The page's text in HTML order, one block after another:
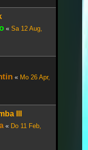
« Sa 12 Aug,
« Mo 26 Apr,
III
« Do 11 Feb,